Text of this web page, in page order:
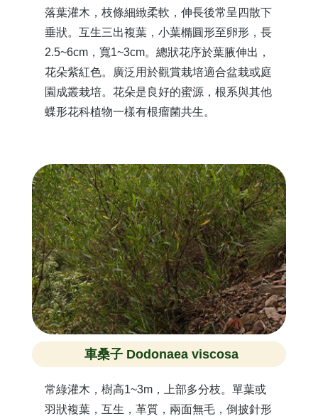
落葉灌木，枝條細緻柔軟，伸長後常呈四散下
垂狀。互生三出複葉，小葉橢圓形至卵形，長
2.5~6cm，寬1~3cm。總狀花序於葉腋伸出，
花朵紫紅色。廣泛用於觀賞栽培適合盆栽或庭
園成叢栽培。花朵是良好的蜜源，根系與其他
蝶形花科植物一樣有根瘤菌共生。
車桑子 Dodonaea viscosa
常綠灌木，樹高1~3m，上部多分枝。單葉或
羽狀複葉，互生，革質，兩面無毛，倒披針形